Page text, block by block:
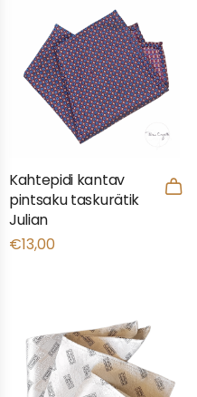
Kahtepidi kantav
pintsaku taskurätik
Julian
€13,00